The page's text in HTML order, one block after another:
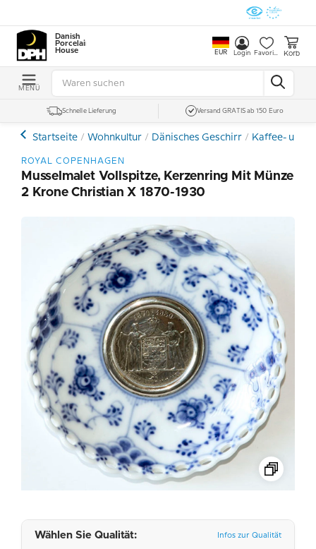
Danish
Porcelain
House
EUR Login Favoriten Korb
MENÜ
Schnelle Lieferung Versand GRATIS ab 150 Euro
Startseite Wohnkultur Dänisches Geschirr Kaffee- und
ROYAL COPENHAGEN
Musselmalet Vollspitze, Kerzenring Mit Münze
2 Krone Christian X 1870-1930
Wählen Sie Qualität: Infos zur Qualität